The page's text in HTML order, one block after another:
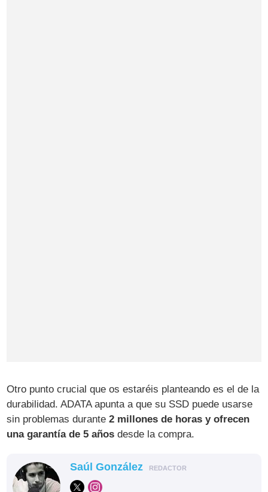
Otro punto crucial que os estaréis planteando es el de la
durabilidad. ADATA apunta a que su SSD puede usarse
sin problemas durante2 millones de horas y ofrecen
una garantía de 5 años desde la compra.
Saúl González REDACTOR